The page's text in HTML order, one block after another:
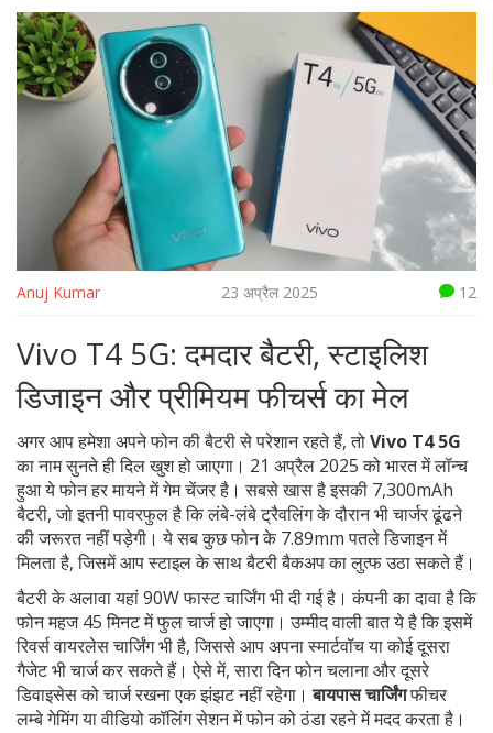
Anuj Kumar 23 अप्रैल 2025 12
Vivo T4 5G: दमदार बैटरी, स्टाइलिश
डिजाइन और प्रीमियम फीचर्स का मेल
अगर आप हमेशा अपने फोन की बैटरी से परेशान रहते हैं, तोVivo T4 5G
का नाम सुनते ही दिल खुश हो जाएगा। 21 अप्रैल 2025 को भारत में लॉन्च
हुआ ये फोन हर मायने में गेम चेंजर है। सबसे खास है इसकी 7,300mAh
बैटरी, जो इतनी पावरफुल है कि लंबे-लंबे ट्रैवलिंग के दौरान भी चार्जर ढूंढने
की जरूरत नहीं पड़ेगी। ये सब कुछ फोन के 7.89mm पतले डिजाइन में
मिलता है, जिसमें आप स्टाइल के साथ बैटरी बैकअप का लुत्फ उठा सकते हैं।
बैटरी के अलावा यहां 90W फास्ट चार्जिंग भी दी गई है। कंपनी का दावा है कि
फोन महज 45 मिनट में फुल चार्ज हो जाएगा। उम्मीद वाली बात ये है कि इसमें
रिवर्स वायरलेस चार्जिंग भी है, जिससे आप अपना स्मार्टवॉच या कोई दूसरा
गैजेट भी चार्ज कर सकते हैं। ऐसे में, सारा दिन फोन चलाना और दूसरे
डिवाइसेस को चार्ज रखना एक झंझट नहीं रहेगा।बायपास चार्जिंगफीचर
लम्बे गेमिंग या वीडियो कॉलिंग सेशन में फोन को ठंडा रहने में मदद करता है।